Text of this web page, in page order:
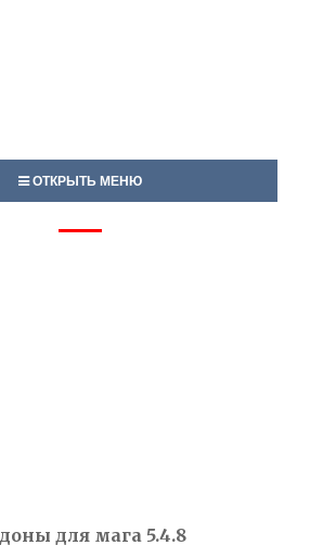
ОТКРЫТЬ МЕНЮ
для мага 5.4.8